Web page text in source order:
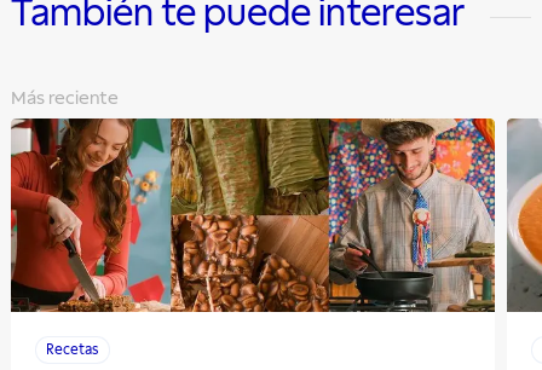
También te puede interesar
Más reciente
Recetas